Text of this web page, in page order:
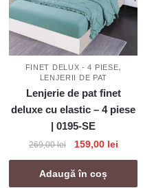
FINET DELUX - 4 PIESE,
LENJERII DE PAT
Lenjerie de pat finet
deluxe cu elastic – 4 piese
| 0195-SE
269,00lei
Prețul
inițial
a
159,00 leiPrețul
curent
Adaugă în coș